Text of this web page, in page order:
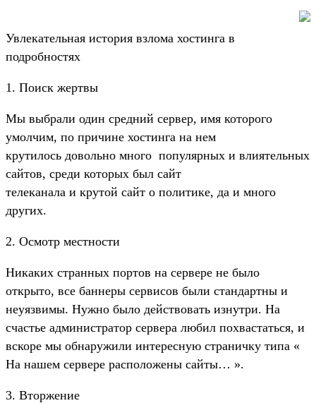
Увлекательная история взлома хостинга в
подробностях
1. Поиск жертвы
Мы выбрали один средний сервер, имя которого
умолчим, по причине хостинга на нем
крутилось довольно много популярных и влиятельных
сайтов, среди которых был сайт
телеканала и крутой сайт о политике, да и много
других.
2. Осмотр местности
Никаких странных портов на сервере не было
открыто, все баннеры сервисов были стандартны и
неуязвимы. Нужно было действовать изнутри. На
счастье администратор сервера любил похвастаться, и
вскоре мы обнаружили интересную страничку типа «
На нашем сервере расположены сайты… ».
3. Вторжение